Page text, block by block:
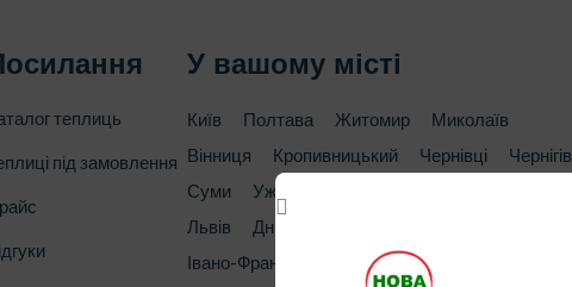
теплиць
під замовлення
У вашому місті
Київ Полтава Житомир
Миколаїв
Вінниця
Кропивницький Чернівці
Чернігів
Суми
Ужгород
Львів
Дніпро
Івано-Франківськ
Луцьк Одеса